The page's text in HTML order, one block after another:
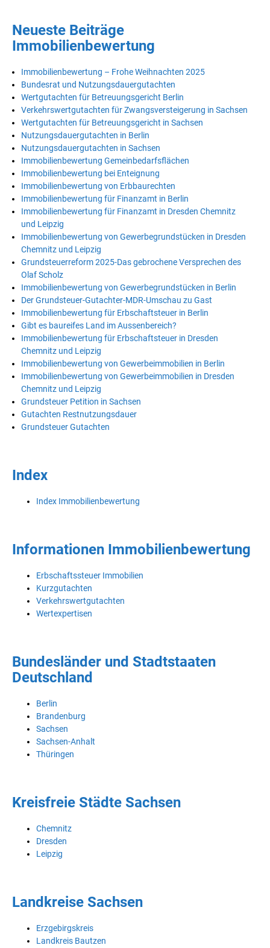
Neueste Beiträge
Immobilienbewertung
Immobilienbewertung – Frohe Weihnachten 2025
Bundesrat und Nutzungsdauergutachten
Wertgutachten für Betreuungsgericht Berlin
Verkehrswertgutachten für Zwangsversteigerung in Sachsen
Wertgutachten für Betreuungsgericht in Sachsen
Nutzungsdauergutachten in Berlin
Nutzungsdauergutachten in Sachsen
Immobilienbewertung Gemeinbedarfsflächen
Immobilienbewertung bei Enteignung
Immobilienbewertung von Erbbaurechten
Immobilienbewertung für Finanzamt in Berlin
Immobilienbewertung für Finanzamt in Dresden Chemnitz
und Leipzig
Immobilienbewertung von Gewerbegrundstücken in Dresden
Chemnitz und Leipzig
Grundsteuerreform 2025-Das gebrochene Versprechen des
Olaf Scholz
Immobilienbewertung von Gewerbegrundstücken in Berlin
Der Grundsteuer-Gutachter-MDR-Umschau zu Gast
Immobilienbewertung für Erbschaftsteuer in Berlin
Gibt es baureifes Land im Aussenbereich?
Immobilienbewertung für Erbschaftsteuer in Dresden
Chemnitz und Leipzig
Immobilienbewertung von Gewerbeimmobilien in Berlin
Immobilienbewertung von Gewerbeimmobilien in Dresden
Chemnitz und Leipzig
Grundsteuer Petition in Sachsen
Gutachten Restnutzungsdauer
Grundsteuer Gutachten
Index
Index Immobilienbewertung
Informationen Immobilienbewertung
Erbschaftssteuer Immobilien
Kurzgutachten
Verkehrswertgutachten
Wertexpertisen
Bundesländer und Stadtstaaten
Deutschland
Berlin
Brandenburg
Sachsen
Sachsen-Anhalt
Thüringen
Kreisfreie Städte Sachsen
Chemnitz
Dresden
Leipzig
Landkreise Sachsen
Erzgebirgskreis
Landkreis Bautzen